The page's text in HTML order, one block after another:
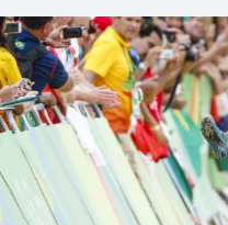
Cyklistika
DALŠÍ SPORTY
Americký fotbal
Baseball a softbal
NEPŘEHLÉDNĚTE
Soutěže